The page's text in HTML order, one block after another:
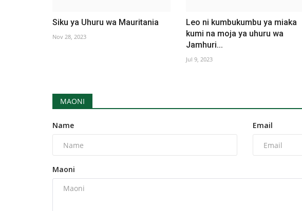
Siku ya Uhuru wa Mauritania
Nov 28, 2023
Leo ni kumbukumbu ya miaka
kumi na moja ya uhuru wa
Jamhuri...
Jul 9, 2023
MAONI
Name Email
Maoni